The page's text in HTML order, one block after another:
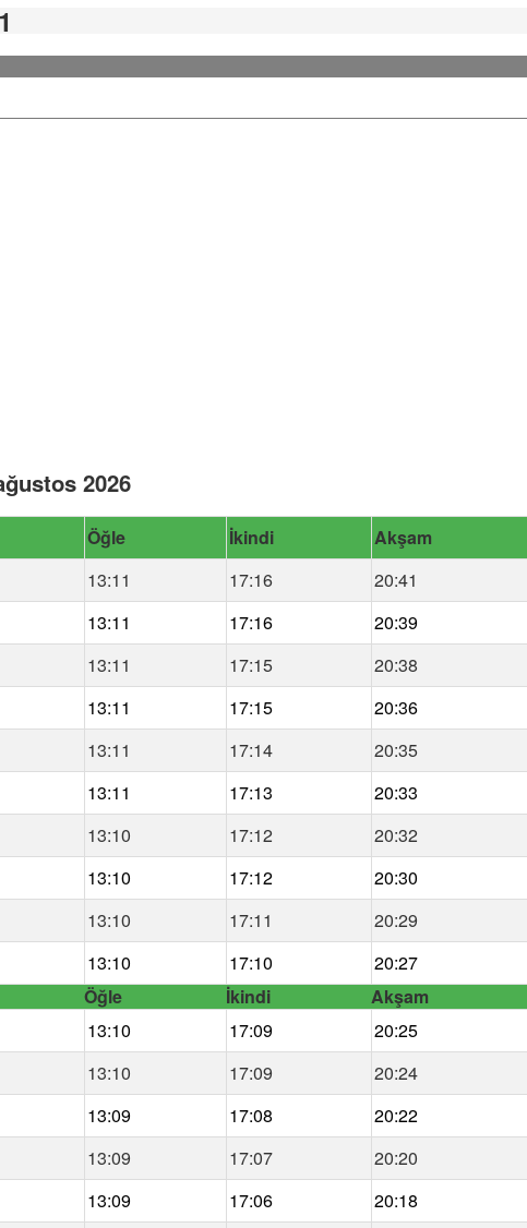
2026
Öğle İkindi Akşam
13:11 17:16 20:41
13:11 17:16 20:39
13:11 17:15 20:38
13:11 17:15 20:36
13:11 17:14 20:35
13:11 17:13 20:33
13:10 17:12 20:32
13:10 17:12 20:30
13:10 17:11 20:29
13:10 17:10 20:27
Öğle İkindi Akşam
13:10 17:09 20:25
13:10 17:09 20:24
13:09 17:08 20:22
13:09 17:07 20:20
13:09 17:06 20:18